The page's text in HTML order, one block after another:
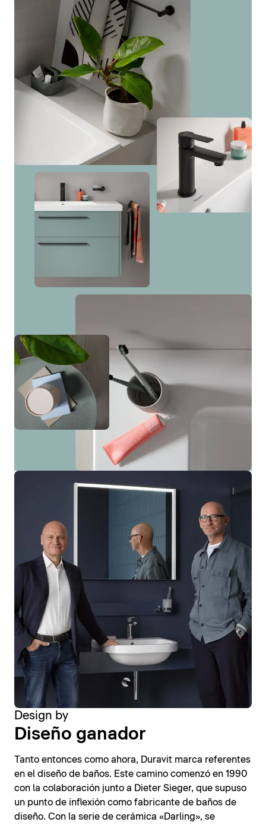
Design by
Diseño ganador
Tanto entonces como ahora, Duravit marca referentes
en el diseño de baños. Este camino comenzó en 1990
con la colaboración junto a Dieter Sieger, que supuso
un punto de inflexión como fabricante de baños de
diseño. Con la serie de cerámica «Darling», se